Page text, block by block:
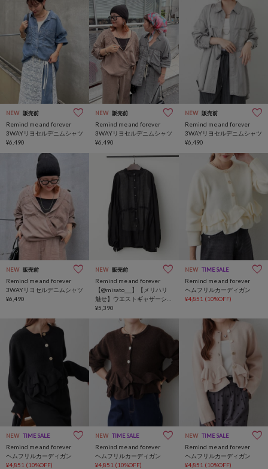
NEW 販売前
Remind me and forever
3WAYリヨセルデニムシャツ
¥6,490
NEW 販売前
Remind me and forever
3WAYリヨセルデニムシャツ
¥6,490
NEW 販売前
Remind me and forever
3WAYリヨセルデニムシャツ
¥6,490
NEW 販売前
Remind me and forever
3WAYリヨセルデニムシャツ
¥6,490
NEW 販売前
Remind me and forever
【@misato___】【メリハリ
魅せ】ウエストギャザーシ
アーチュニック＋インナー
¥5,390
NEW TIME SALE
Remind me and forever
ヘムフリルカーディガン
¥4,851 (10%OFF)
NEW TIME SALE
Remind me and forever
ヘムフリルカーディガン
¥4,851 (10%OFF)
NEW TIME SALE
Remind me and forever
ヘムフリルカーディガン
¥4,851 (10%OFF)
NEW TIME SALE
Remind me and forever
ヘムフリルカーディガン
¥4,851 (10%OFF)